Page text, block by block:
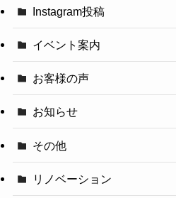
Instagram投稿
イベント案内
お客様の声
お知らせ
その他
リノベーション